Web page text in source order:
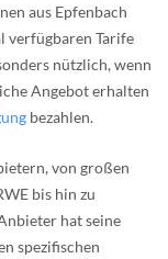
aus Epfenbach
verfügbaren Tarife
nützlich, wenn
Angebot erhalten
bezahlen.
von großen
bis hin zu
hat seine
spezifischen